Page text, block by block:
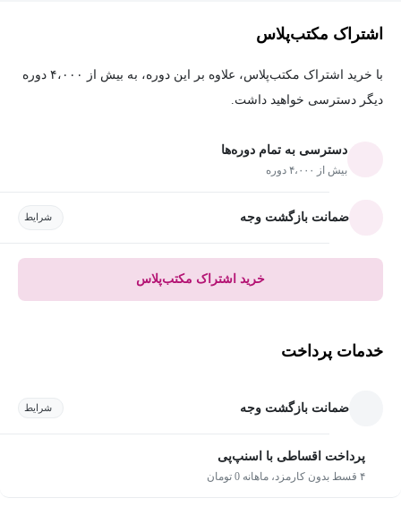
اشتراک مکتب‌پلاس
با خرید اشتراک مکتب‌پلاس، علاوه بر این دوره، به بیش از ۴،۰۰۰ دوره
دیگر دسترسی خواهید داشت.
دسترسی به تمام دوره‌ها
بیش از ۴،۰۰۰ دوره
ضمانت بازگشت وجه شرایط
خرید اشتراک مکتب‌پلاس
خدمات پرداخت
ضمانت بازگشت وجه شرایط
پرداخت اقساطی با اسنپ‌پی
۴ قسط بدون کارمزد، ماهانه 0 تومان